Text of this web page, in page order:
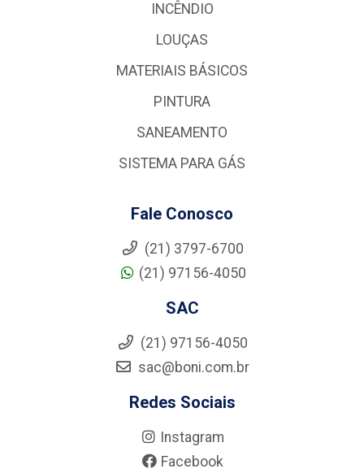
INCÊNDIO
LOUÇAS
MATERIAIS BÁSICOS
PINTURA
SANEAMENTO
SISTEMA PARA GÁS
Fale Conosco
(21) 3797-6700
(21) 97156-4050
SAC
(21) 97156-4050
sac@boni.com.br
Redes Sociais
Instagram
Facebook